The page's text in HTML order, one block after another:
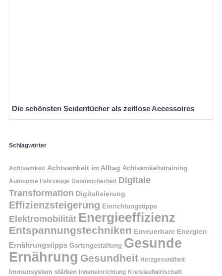
Die schönsten Seidentücher als zeitlose Accessoires
Schlagwörter
Achtsamkeit Achtsamkeit im Alltag Achtsamkeitstraining
Autonome Fahrzeuge Datensicherheit Digitale
Transformation Digitalisierung
Effizienzsteigerung Einrichtungstipps
Elektromobilität Energieeffizienz
Entspannungstechniken Erneuerbare Energien
Ernährungstipps Gartengestaltung Gesunde
Ernährung Gesundheit Herzgesundheit
Immunsystem stärken Inneneinrichtung Kreislaufwirtschaft